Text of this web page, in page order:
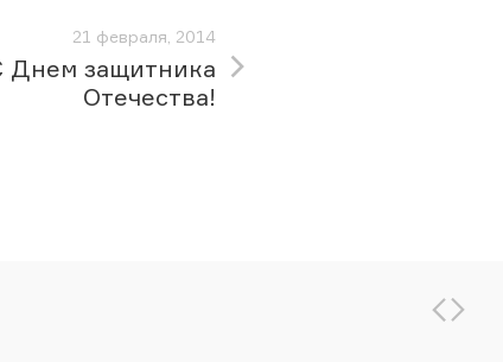
21 февраля, 2014
Днем защитника
Отечества!